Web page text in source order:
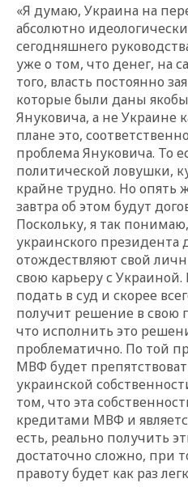
«Я думаю, Украина на
абсолютно
сегодняшнего
уже о том, что денег, на
того, власть постоянно
которые были даны
Януковича, а не Украине
плане это,
проблема Януковича. То
политической ловушки,
крайне трудно. Но опять
завтра об этом будут
Поскольку, я так
украинского президента
отождествляют свой
свою карьеру с
подать в суд и скорее
получит решение в свою
что исполнить это
проблематично. По той
МВФ будет
украинской
том, что эта
кредитами МВФ и
есть, реально получить
достаточно сложно, при
правоту будет как раз